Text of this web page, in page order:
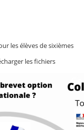
les élèves de sixièmes
les fichiers